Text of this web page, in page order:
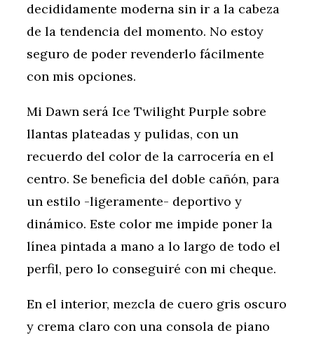
decididamente moderna sin ir a la cabeza
de la tendencia del momento. No estoy
seguro de poder revenderlo fácilmente
con mis opciones.
Mi Dawn será Ice Twilight Purple sobre
llantas plateadas y pulidas, con un
recuerdo del color de la carrocería en el
centro. Se beneficia del doble cañón, para
un estilo -ligeramente- deportivo y
dinámico. Este color me impide poner la
línea pintada a mano a lo largo de todo el
perfil, pero lo conseguiré con mi cheque.
En el interior, mezcla de cuero gris oscuro
y crema claro con una consola de piano